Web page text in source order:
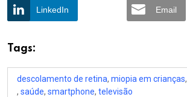
LinkedIn Email
Tags:
descolamento de retina, miopia em crianças,
, saúde, smartphone, televisão